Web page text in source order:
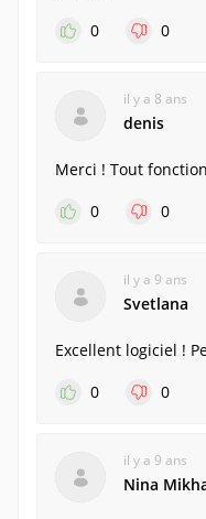
0
0
il y a 8 ans
denis
Merci ! Tout
0
0
il y a 9 ans
Svetlana
Excellent logiciel !
0
0
il y a 9 ans
Nina